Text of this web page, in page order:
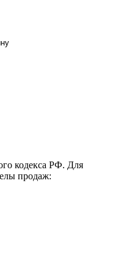
кодекса РФ. Для
продаж: